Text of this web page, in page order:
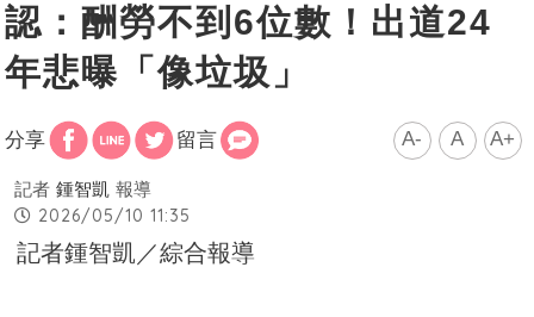
認：酬勞不到6位數！出道24
年悲曝「像垃圾」
分享 留言 A- A A+
記者 鍾智凱 報導
2026/05/10 11:35
記者鍾智凱／綜合報導